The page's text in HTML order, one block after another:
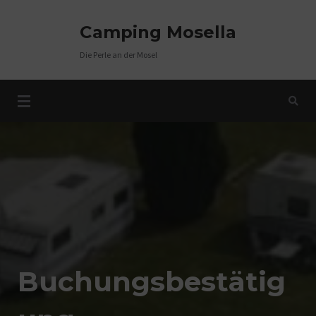
Camping Mosella
Die Perle an der Mosel
Buchungsbestätig